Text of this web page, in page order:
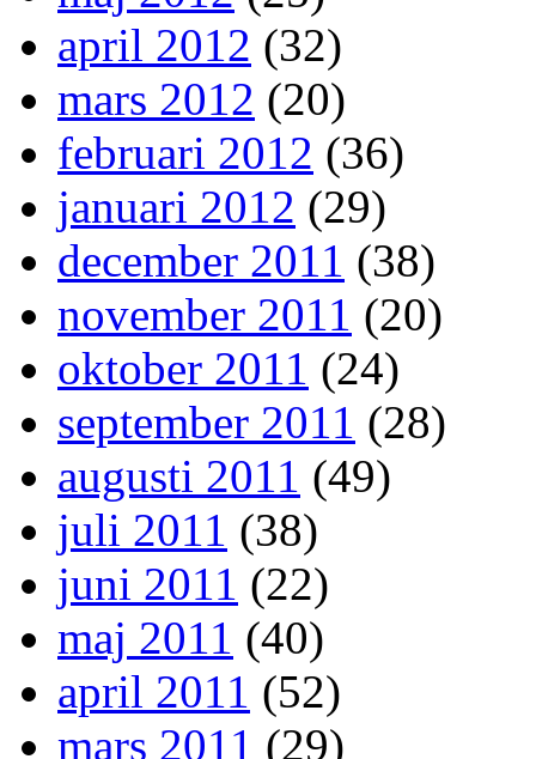
april 2012 (32)
mars 2012 (20)
februari 2012 (36)
januari 2012 (29)
december 2011 (38)
november 2011 (20)
oktober 2011 (24)
september 2011 (28)
augusti 2011 (49)
juli 2011 (38)
juni 2011 (22)
maj 2011 (40)
april 2011 (52)
mars 2011 (29)